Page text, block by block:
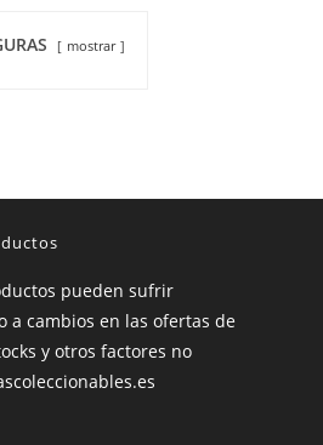
mostrar
pueden sufrir
a cambios en las ofertas de
y otros factores no